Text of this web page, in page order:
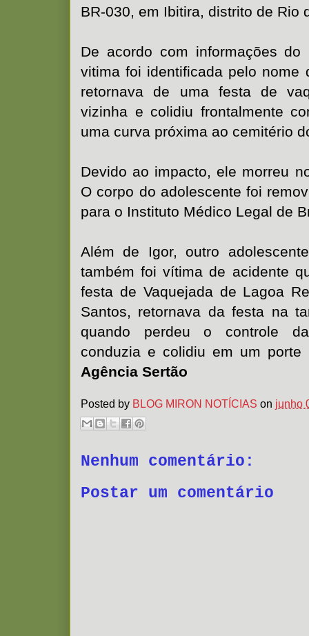
BR-030, em Ibitira, distrito de Rio
De acordo com informações do
vitima foi identificada pelo nome
retornava de uma festa de
vizinha e colidiu frontalmente
uma curva próxima ao cemitério
Devido ao impacto, ele morreu
O corpo do adolescente foi
para o Instituto Médico Legal de
Além de Igor, outro
também foi vítima de acidente
festa de Vaquejada de Lagoa
Santos, retornava da festa na
quando perdeu o controle
conduzia e colidiu em um
Agência Sertão
Posted by BLOG MIRON NOTÍCIAS on junho
Nenhum comentário:
Postar um comentário